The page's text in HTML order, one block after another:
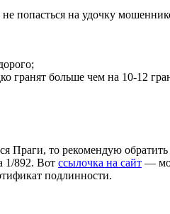
не попасться на удочку
больше чем на 10-12
Праги, то рекомендую
1/892. Вот ссылочка на сайт —
подлинности.